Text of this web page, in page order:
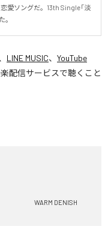
愛ソングだ。13th Single「淡
。
LINE MUSIC、 YouTube
配信サービスで聴くこと
WARM DENISH